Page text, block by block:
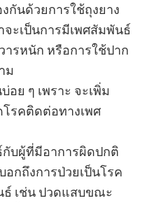
กันด้วยการใช้ถุงยาง
ะเป็นการมีเพศสัมพันธ์
รหนัก หรือการใช้ปาก
ม
ย ๆ เพราะ จะเพิ่ม
รคติดต่อทางเพศ
บผู้ที่มีอาการผิดปกติ
อกถึงการป่วยเป็นโรค
เช่น ปวดแสบขณะ